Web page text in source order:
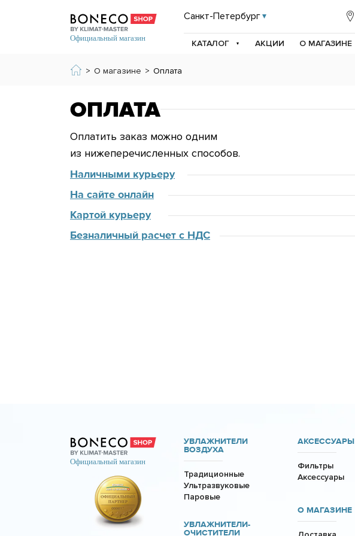
Санкт-Петербург
КАТАЛОГ АКЦИИ О МАГАЗИНЕ
> О магазине > Оплата
ОПЛАТА
Оплатить заказ можно одним
из нижеперечисленных способов.
Наличными курьеру
На сайте онлайн
Картой курьеру
Безналичный расчет с НДС
УВЛАЖНИТЕЛИ
ВОЗДУХА
Традиционные
Ультразвуковые
Паровые
УВЛАЖНИТЕЛИ-
ОЧИСТИТЕЛИ
АКСЕССУАРЫ
Фильтры
Аксессуары
О МАГАЗИНЕ